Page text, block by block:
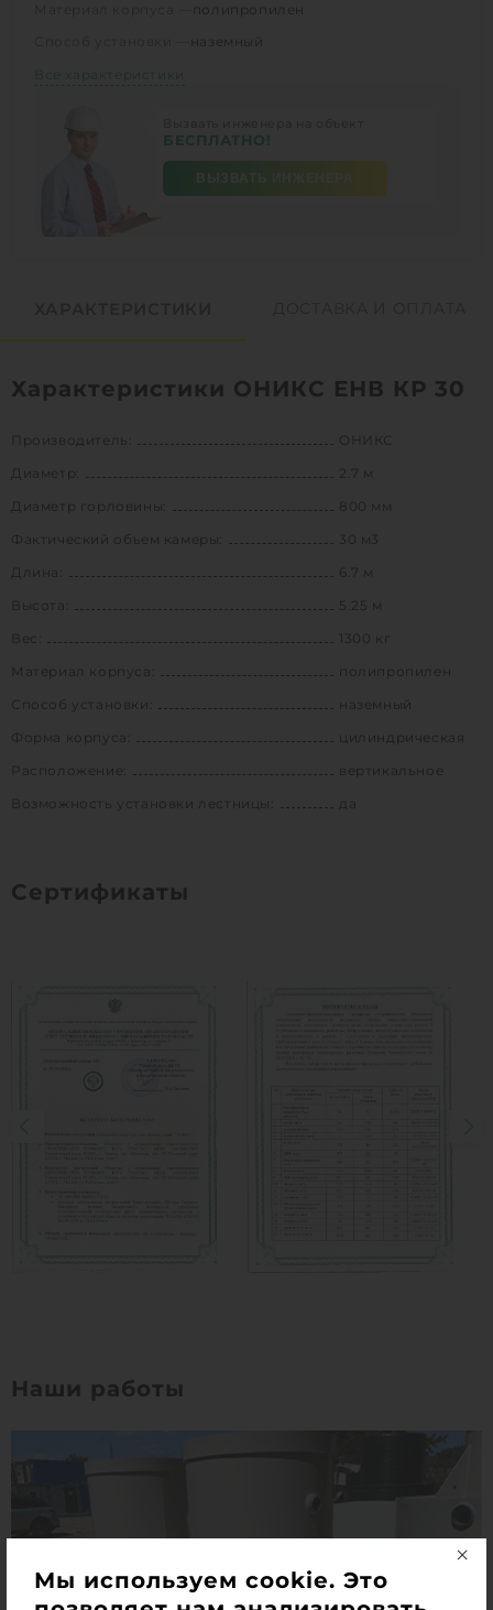
полипропилен
наземный
Все характеристики
БЕСПЛАТНО!
Характеристики ОНИКС ЕНВ КР 30
Производитель:
ОНИКС
Диаметр:
2.7 м
Диаметр горловины:
800 мм
Фактический объем камеры:
30 м3
Длина:
6.7 м
Высота:
5.25 м
1300 кг
Материал корпуса:
полипропилен
Способ установки:
наземный
Форма корпуса:
цилиндрическая
Расположение:
вертикальное
Возможность установки лестницы:
да
Сертификаты
Наши работы
Мы используем cookie. Это